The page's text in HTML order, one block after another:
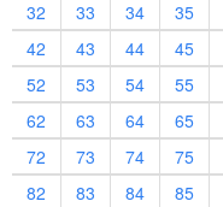
32
33 34 35
42
43 44 45
52
53 54 55
62
63 64 65
72
73 74 75
82
83 84 85